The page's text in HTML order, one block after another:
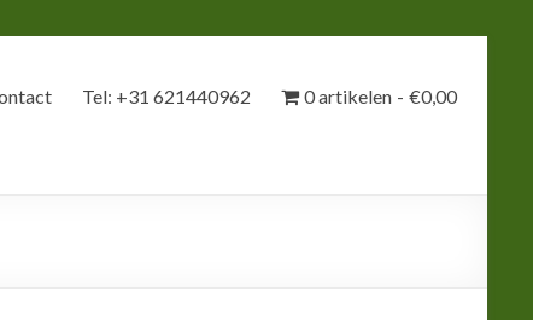
Tel: +31 621440962 0 artikelen €0,00